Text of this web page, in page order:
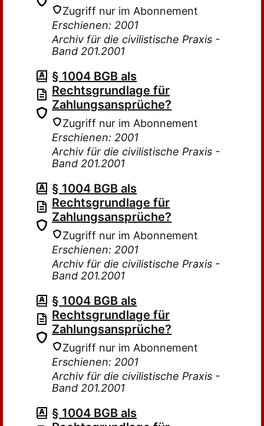
Zugriff nur im Abonnement
Erschienen: 2001
Archiv für die civilistische Praxis -
Band 201.2001
§ 1004 BGB als
Rechtsgrundlage für
Zahlungsansprüche?
Zugriff nur im Abonnement
Erschienen: 2001
Archiv für die civilistische Praxis -
Band 201.2001
§ 1004 BGB als
Rechtsgrundlage für
Zahlungsansprüche?
Zugriff nur im Abonnement
Erschienen: 2001
Archiv für die civilistische Praxis -
Band 201.2001
§ 1004 BGB als
Rechtsgrundlage für
Zahlungsansprüche?
Zugriff nur im Abonnement
Erschienen: 2001
Archiv für die civilistische Praxis -
Band 201.2001
§ 1004 BGB als